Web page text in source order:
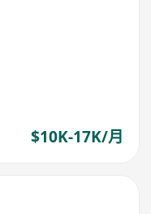
$10K-17K/月